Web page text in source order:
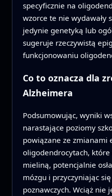
specyficznie na
wzorce te nie wydawały
jedynie genetyką lub
sugeruje rzeczywistą
funkcjonowaniu
Co to oznacza dla
Alzheimera
Podsumowując, wyniki
narastające poziomy
powiązane ze zmianami
oligodendrocytach, które
mieliną, potencjalnie
mózgu i przyczyniając
poznawczych. Wciąż nie